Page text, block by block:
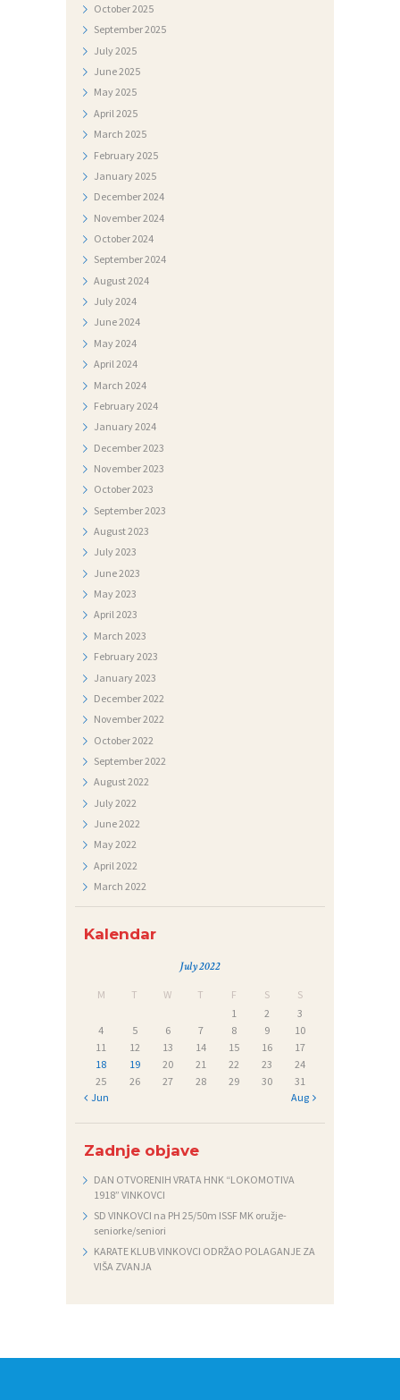
October2025
September2025
July2025
June2025
May2025
April 2025
March 2025
February2025
January2025
December2024
November2024
October2024
September2024
August2024
July2024
June2024
May2024
April2024
March 2024
February2024
January2024
December2023
November2023
October2023
September2023
August2023
July2023
June2023
May2023
April2023
March 2023
February2023
January2023
December2022
November2022
October2022
September2022
August2022
July2022
June2022
May2022
April 2022
March 2022
Kalendar
July 2022
M T W T F S
S
1
2
3
4
5 6 7 8 9
10
11
12 13 14 15 16
17
18
19 20 21 22 23
24
25
26 27 28 29 30
31
« Jun
Aug »
Zadnje objave
DAN OTVORENIH VRATA HNK “LOKOMOTIVA
1918” VINKOVCI
SD VINKOVCI na PH 25/50m ISSF MK oružje-
seniorke/seniori
KARATE KLUB VINKOVCI ODRŽAO POLAGANJE ZA
VIŠA ZVANJA